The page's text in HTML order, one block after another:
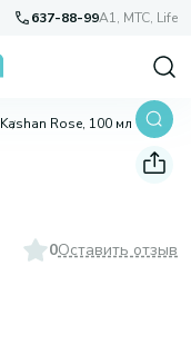
637-88-99A1, МТС, Life
Kashan Rose, 100 мл
0Оставить отзыв